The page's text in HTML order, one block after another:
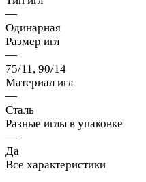
—
Одинарная
Размер игл
—
75/11, 90/14
Материал игл
—
Сталь
Разные иглы в упаковке
—
Да
Все характеристики